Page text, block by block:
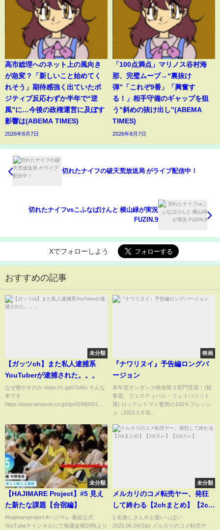
高市総理へのネット上の風向き
が急変？「新しいこと始めてく
れそう」期待感強く出ていたポ
ジティブ反応わずか半年で“逆
風”に…今後の政権運営に及ぼす
影響は(ABEMA TIMES)
2026年8月7日
「100点満点」マリノス谷村海
那、完璧ムーブ→“裏抜け
弾”「これぞ9番」「興奮す
る！」相手守備のギャップを狙
う”斜めの抜け出し”(ABEMA
TIMES)
2026年8月7日
切れたナイフの破天荒放送局 がライブ配信中！
切れたナイフvsこふなばけんと 横山緑が実況
FUZIN.9
Xでフォローしよう
おすすめの記事
未分類
【ガッツch】また私人逮捕系
YouTuberが逮捕された。。。
なぜ燃やすのか https://x.gd/rTsMu そんな
本です
https://www.amazon.co.jp/dp/42990001...
映画
『ナワリヌイ』予告編ロングバ
ージョン
本年度サンダンス映画祭２部門受賞！(観
客賞、フェスティバル・フェイバリット
賞) ロッテントマト驚異の100％フレッシ
ュ（2022.5.9 現...
未分類
【HAJIMARE Project】#5 見え
た新たな課題【合宿編】
#hajimareproject #ハジマレ 番組公式
YouTubeチャンネルにて毎週金曜20時より
未分類
メルカリのコメ転売ヤー、発狂
して終わる【2chまとめ】【2ch
スレ】【5chスレ】
1:名無しさん＠お腹いっぱい
2025.06.14(Sat) メルカリのコメ転売ヤ